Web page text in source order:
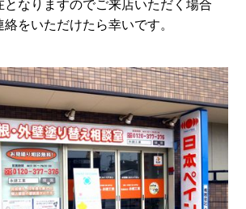
となりますのでご来店いただく場合
をいただけたら幸いです。